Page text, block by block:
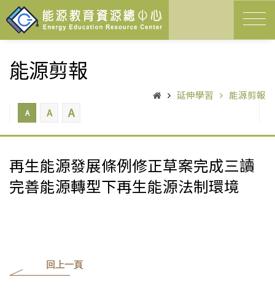
能源剪報
延伸學習 能源剪報
A A A
再生能源發展條例修正草案完成三讀
完善能源轉型下再生能源法制環境
回上一頁